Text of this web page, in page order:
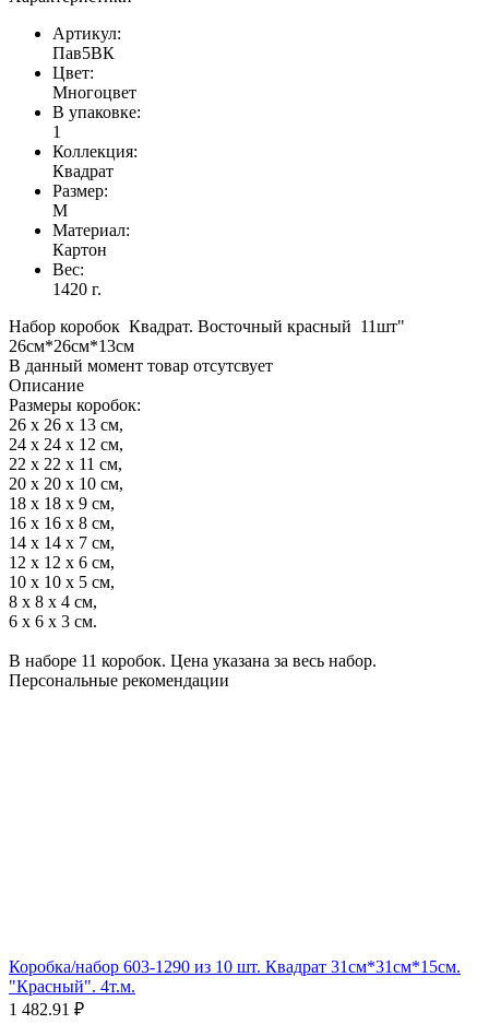
Артикул:
Пав5ВК
Цвет:
Многоцвет
В упаковке:
1
Коллекция:
Квадрат
Размер:
M
Материал:
Картон
Вес:
1420 г.
Набор коробок Квадрат. Восточный красный 11шт"
26см*26см*13см
В данный момент товар отсутсвует
Описание
Размеры коробок:
26 x 26 x 13 см,
24 x 24 x 12 см,
22 x 22 x 11 см,
20 x 20 x 10 см,
18 x 18 x 9 см,
16 x 16 x 8 см,
14 x 14 x 7 см,
12 x 12 x 6 см,
10 x 10 x 5 см,
8 x 8 x 4 см,
6 x 6 x 3 см.
В наборе 11 коробок. Цена указана за весь набор.
Персональные рекомендации
Коробка/набор 603-1290 из 10 шт. Квадрат 31см*31см*15см.
"Красный". 4т.м.
1 482.91 ₽